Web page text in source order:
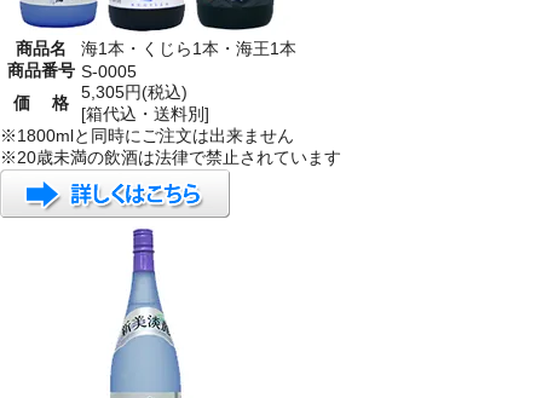
商品名
海1本・くじら1本・海王1本
商品番号 S-0005
価 格
5,305円(税込)
[箱代込・送料別]
※1800mlと同時にご注文は出来ません
※20歳未満の飲酒は法律で禁止されています